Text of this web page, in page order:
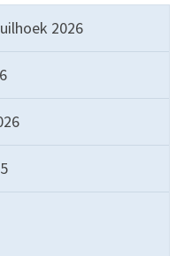
Tijd Aantal
2026